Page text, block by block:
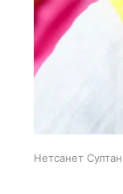
Нетсанет Султан